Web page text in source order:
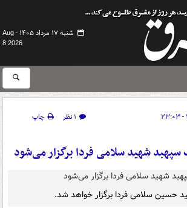
شنبه ۱۷ مرداد ۱۴۰۵ -
Aug
8 2026
۱ نظر
چاپ
شهید سلامی فردا برگزار می‌شود
حسین سلامی فردا برگزار خواهد شد.